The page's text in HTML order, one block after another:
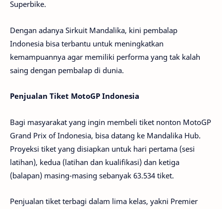
Superbike.
Dengan adanya Sirkuit Mandalika, kini pembalap
Indonesia bisa terbantu untuk meningkatkan
kemampuannya agar memiliki performa yang tak kalah
saing dengan pembalap di dunia.
Penjualan Tiket MotoGP Indonesia
Bagi masyarakat yang ingin membeli tiket nonton MotoGP
Grand Prix of Indonesia, bisa datang ke Mandalika Hub.
Proyeksi tiket yang disiapkan untuk hari pertama (sesi
latihan), kedua (latihan dan kualifikasi) dan ketiga
(balapan) masing-masing sebanyak 63.534 tiket.
Penjualan tiket terbagi dalam lima kelas, yakni Premier